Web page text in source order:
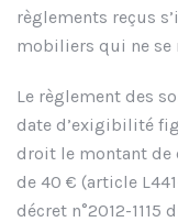
règlements reçus
mobiliers qui ne se
Le règlement des
date d’exigibilité
droit le montant de
de 40 € (article
décret n°2012-1115